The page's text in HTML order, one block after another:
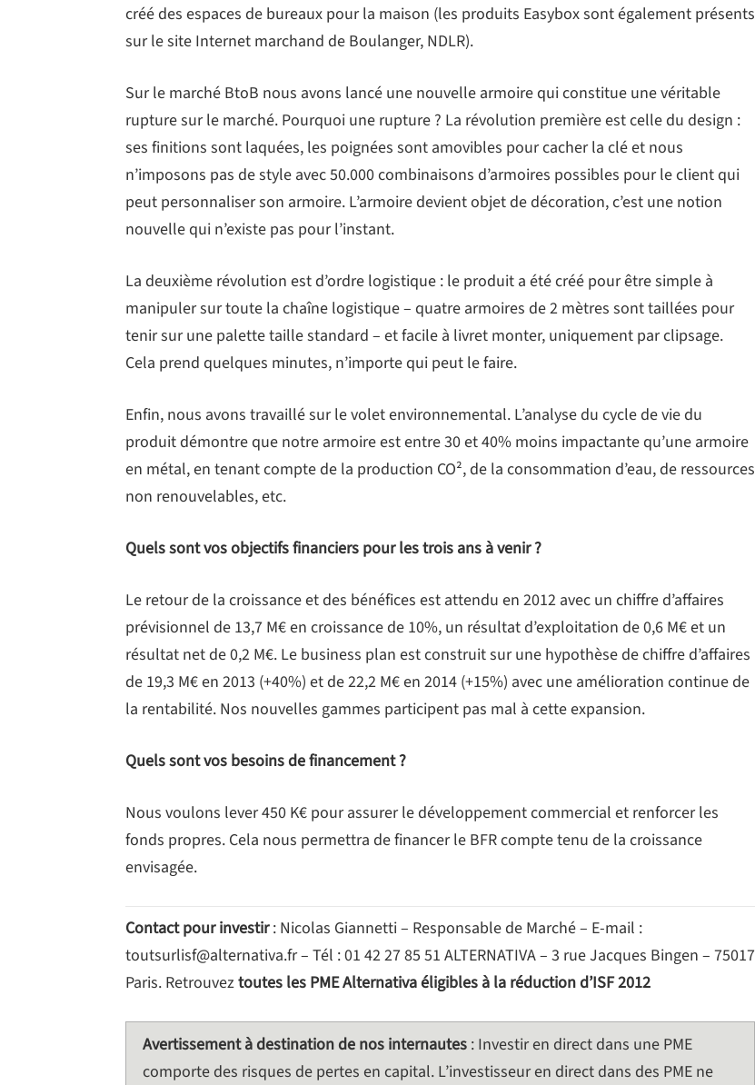
créé des espaces de bureaux pour la maison (les produits Easybox sont également présents
sur le site Internet marchand de Boulanger, NDLR).
Sur le marché BtoB nous avons lancé une nouvelle armoire qui constitue une véritable
rupture sur le marché. Pourquoi une rupture ? La révolution première est celle du design :
ses finitions sont laquées, les poignées sont amovibles pour cacher la clé et nous
n’imposons pas de style avec 50.000 combinaisons d’armoires possibles pour le client qui
peut personnaliser son armoire. L’armoire devient objet de décoration, c’est une notion
nouvelle qui n’existe pas pour l’instant.
La deuxième révolution est d’ordre logistique : le produit a été créé pour être simple à
manipuler sur toute la chaîne logistique – quatre armoires de 2 mètres sont taillées pour
tenir sur une palette taille standard – et facile à livret monter, uniquement par clipsage.
Cela prend quelques minutes, n’importe qui peut le faire.
Enfin, nous avons travaillé sur le volet environnemental. L’analyse du cycle de vie du
produit démontre que notre armoire est entre 30 et 40% moins impactante qu’une armoire
en métal, en tenant compte de la production CO², de la consommation d’eau, de ressources
non renouvelables, etc.
Quels sont vos objectifs financiers pour les trois ans à venir ?
Le retour de la croissance et des bénéfices est attendu en 2012 avec un chiffre d’affaires
prévisionnel de 13,7 M€ en croissance de 10%, un résultat d’exploitation de 0,6 M€ et un
résultat net de 0,2 M€. Le business plan est construit sur une hypothèse de chiffre d’affaires
de 19,3 M€ en 2013 (+40%) et de 22,2 M€ en 2014 (+15%) avec une amélioration continue de
la rentabilité. Nos nouvelles gammes participent pas mal à cette expansion.
Quels sont vos besoins de financement ?
Nous voulons lever 450 K€ pour assurer le développement commercial et renforcer les
fonds propres. Cela nous permettra de financer le BFR compte tenu de la croissance
envisagée.
Contact pour investir: Nicolas Giannetti – Responsable de Marché – E-mail :
toutsurlisf@alternativa.fr – Tél : 01 42 27 85 51 ALTERNATIVA – 3 rue Jacques Bingen – 75017
Paris. Retrouveztoutes les PME Alternativa éligibles à la réduction d’ISF 2012
Avertissement à destination de nos internautes : Investir en direct dans une PME
comporte des risques de pertes en capital. L’investisseur en direct dans des PME ne